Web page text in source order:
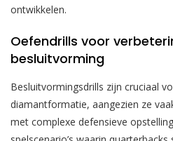
ontwikkelen.
Oefendrills voor
besluitvorming
Besluitvormingsdrills zijn cruciaal
diamantformatie, aangezien ze
met complexe defensieve